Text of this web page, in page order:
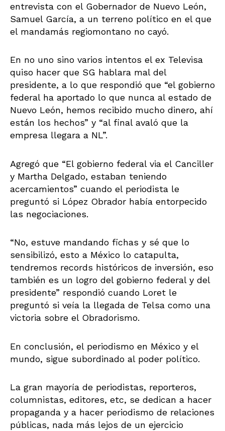
entrevista con el Gobernador de Nuevo León,
Samuel García, a un terreno político en el que
el mandamás regiomontano no cayó.
En no uno sino varios intentos el ex Televisa
quiso hacer que SG hablara mal del
presidente, a lo que respondió que “el gobierno
federal ha aportado lo que nunca al estado de
Nuevo León, hemos recibido mucho dinero, ahí
están los hechos” y “al final avaló que la
empresa llegara a NL”.
Agregó que “El gobierno federal via el Canciller
y Martha Delgado, estaban teniendo
acercamientos” cuando el periodista le
preguntó si López Obrador había entorpecido
las negociaciones.
“No, estuve mandando fichas y sé que lo
sensibilizó, esto a México lo catapulta,
tendremos records históricos de inversión, eso
también es un logro del gobierno federal y del
presidente” respondió cuando Loret le
preguntó si veía la llegada de Telsa como una
victoria sobre el Obradorismo.
En conclusión, el periodismo en México y el
mundo, sigue subordinado al poder político.
La gran mayoría de periodistas, reporteros,
columnistas, editores, etc, se dedican a hacer
propaganda y a hacer periodismo de relaciones
públicas, nada más lejos de un ejercicio